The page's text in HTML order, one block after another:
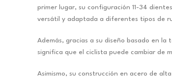
primer lugar, su configuración 11-34
versátil y adaptada a diferentes tipos de
Además, gracias a su diseño basado en
significa que el ciclista puede cambiar de
Asimismo, su construcción en acero de